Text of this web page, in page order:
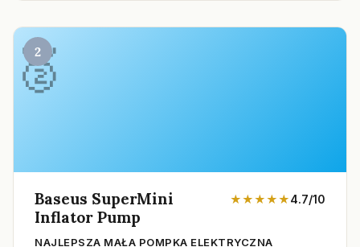
2
Baseus SuperMini
Inflator Pump
★★★★★4.7/10
NAJLEPSZA MAŁA POMPKA ELEKTRYCZNA